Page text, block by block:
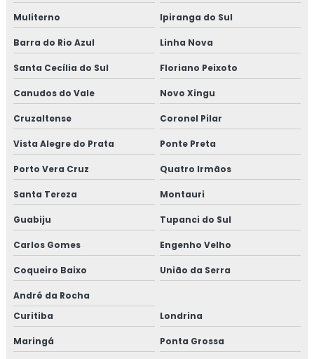
Muliterno Ipiranga do Sul
Barra do Rio Azul Linha Nova
Santa Cecília do Sul Floriano Peixoto
Canudos do Vale Novo Xingu
Cruzaltense Coronel Pilar
Vista Alegre do Prata Ponte Preta
Porto Vera Cruz Quatro Irmãos
Santa Tereza Montauri
Guabiju Tupanci do Sul
Carlos Gomes Engenho Velho
Coqueiro Baixo União da Serra
André da Rocha
Curitiba
Londrina
Maringá Ponta Grossa